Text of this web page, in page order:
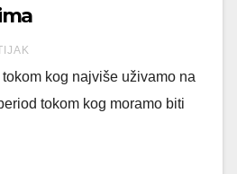
kog najviše uživamo na
tokom kog moramo biti